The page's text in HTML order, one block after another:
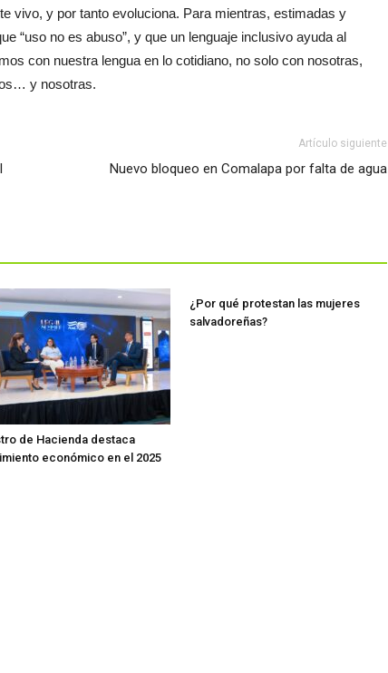
vivo, y por tanto evoluciona. Para mientras, estimadas y
“uso no es abuso”, y que un lenguaje inclusivo ayuda al
con nuestra lengua en lo cotidiano, no solo con nosotras,
y nosotras.
Artículo siguiente
Nuevo bloqueo en Comalapa por falta de agua
de Hacienda destaca
económico en el 2025
¿Por qué protestan las mujeres
salvadoreñas?